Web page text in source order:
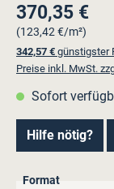
Regulärer Preis:
370,35 €
(123,42 €/m²)
342,57 € günstigster
Preise inkl. MwSt.
Sofort
Hilfe nötig?
Formatauswählen